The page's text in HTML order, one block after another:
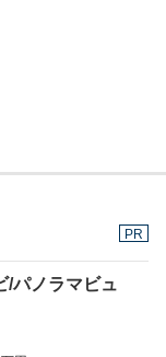
PR
/パノラマビュ